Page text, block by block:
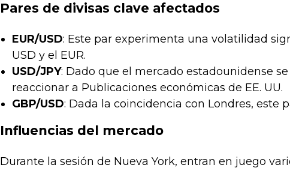
Pares de divisas clave afectados
EUR/USD: Este par experimenta una volatilidad
USD y el EUR.
USD/JPY: Dado que el mercado estadounidense
reaccionar a Publicaciones económicas de EE. UU.
GBP/USD: Dada la coincidencia con Londres, este
Influencias del mercado
Durante la sesión de Nueva York, entran en juego